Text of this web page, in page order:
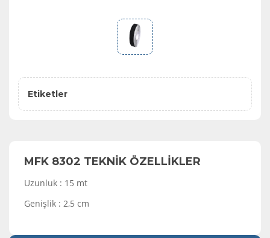
Etiketler
MFK 8302 TEKNİK ÖZELLİKLER
Uzunluk : 15 mt
Genişlik : 2,5 cm